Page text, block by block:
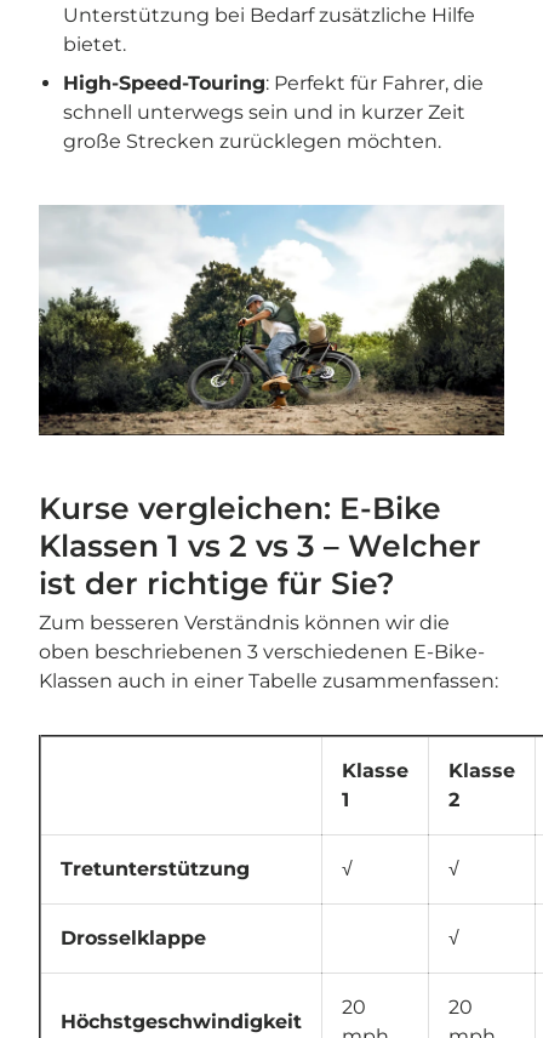
Unterstützung bei Bedarf zusätzliche Hilfe
bietet.
High-Speed-Touring: Perfekt für Fahrer, die
schnell unterwegs sein und in kurzer Zeit
große Strecken zurücklegen möchten.
Kurse vergleichen: E-Bike
Klassen 1 vs 2 vs 3 – Welcher
ist der richtige für Sie?
Zum besseren Verständnis können wir die
oben beschriebenen 3 verschiedenen E-Bike-
Klassen auch in einer Tabelle zusammenfassen:
Klasse
1
Klasse
2
Tretunterstützung √ √
Drosselklappe √
Höchstgeschwindigkeit
20
20